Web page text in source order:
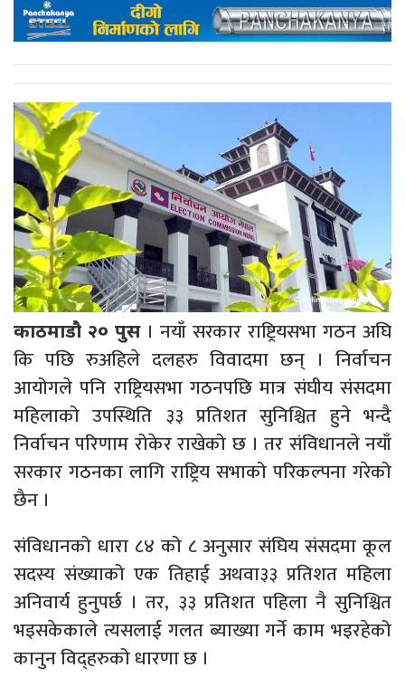
काठमाडौ २० पुस। नयाँ सरकार राष्ट्रियसभा गठन अघि
कि पछि रुअहिले दलहरु विवादमा छन् । निर्वाचन
आयोगले पनि राष्ट्रियसभा गठनपछि मात्र संघीय संसदमा
महिलाको उपस्थिति ३३ प्रतिशत सुनिश्चित हुने भन्दै
निर्वाचन परिणाम रोकेर राखेको छ । तर संविधानले नयाँ
सरकार गठनका लागि राष्ट्रिय सभाको परिकल्पना गरेको
छैन ।
संविधानको धारा ८४ को ८ अनुसार संघिय संसदमा कूल
सदस्य संख्याको एक तिहाई अथवा३३ प्रतिशत महिला
अनिवार्य हुनुपर्छ । तर, ३३ प्रतिशत पहिला नै सुनिश्चित
भइसकेकाले त्यसलाई गलत ब्याख्या गर्ने काम भइरहेको
कानुन विद्हरुको धारणा छ ।